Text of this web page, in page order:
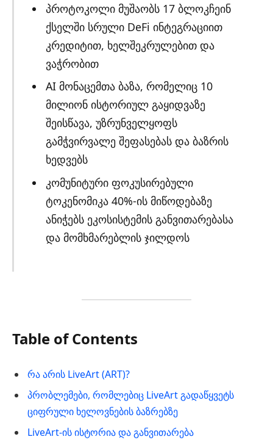
პროტოკოლი მუშაობს 17 ბლოკჩეინ
ქსელში სრული DeFi ინტეგრაციით
კრედიტით, ხელშეკრულებით და
ვაჭრობით
AI მონაცემთა ბაზა, რომელიც 10
მილიონ ისტორიულ გაყიდვაზე
შეისწავა, უზრუნველყოფს
გამჭვირვალე შეფასებას და ბაზრის
ხედვებს
კომუნიტური ფოკუსირებული
ტოკენომიკა 40%-ის მიწოდებაზე
ანიჭებს ეკოსისტემის განვითარებასა
და მომხმარებლის ჯილდოს
Table of Contents
რა არის LiveArt (ART)?
პრობლემები, რომლებიც LiveArt გადაწყვეტს
ციფრული ხელოვნების ბაზრებზე
LiveArt-ის ისტორია და განვითარება